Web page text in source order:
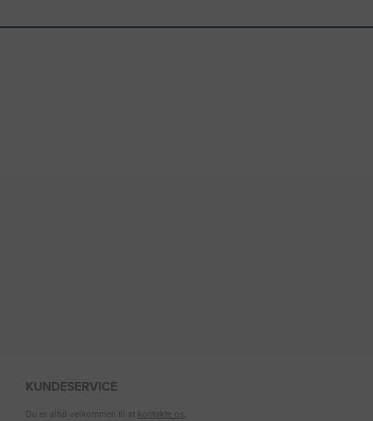
KUNDESERVICE
Du er altid velkommen til at kontakte os,